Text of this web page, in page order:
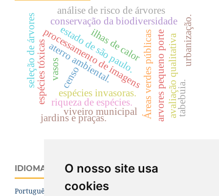
O nosso site usa
cookies
Áreas verdes públicas
processamento de imagens
espécies tóxicas espécies invasoras.
conservação da biodiversidade
estado de são paulo. arvores pequeno porteavaliação qualitativa
análise de risco de árvores
aterro ambiental.
censo
urbanização.
seleção de árvores
riqueza de espécies.
viveiro municipal
ilhas de calor
vasos
jardins e praças.
tabebuia.
IDIOMA
Português (Brasil)